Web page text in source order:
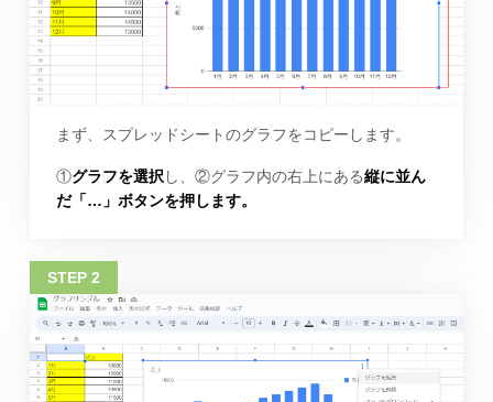
まず、スプレッドシートのグラフをコピーします。
①グラフを選択し、②グラフ内の右上にある縦に並ん
だ「…」ボタンを押します。